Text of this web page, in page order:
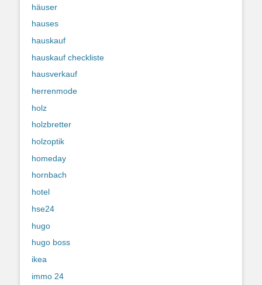
häuser
hauses
hauskauf
hauskauf checkliste
hausverkauf
herrenmode
holz
holzbretter
holzoptik
homeday
hornbach
hotel
hse24
hugo
hugo boss
ikea
immo 24